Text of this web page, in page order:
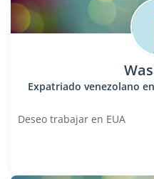
Expatriado venezolano
Deseo trabajar en EUA